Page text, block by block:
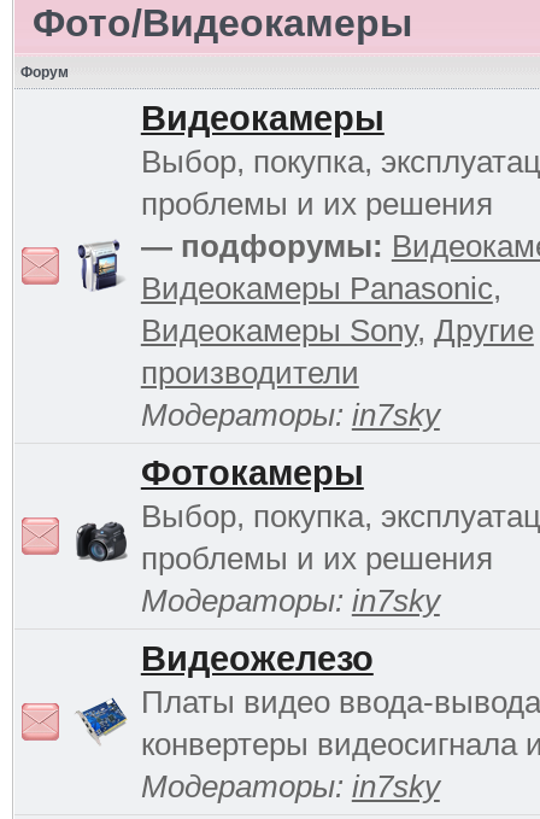
Фото/Видеокамеры
Форум
Видеокамеры
Выбор, покупка,
проблемы и их решения
— подфорумы:
Видеокамеры Panasonic,
Видеокамеры Sony, Другие
производители
Модераторы: in7sky
Фотокамеры
Выбор, покупка,
проблемы и их решения
Модераторы: in7sky
Видеожелезо
Платы видео ввода-
конвертеры видеосигнала
Модераторы: in7sky